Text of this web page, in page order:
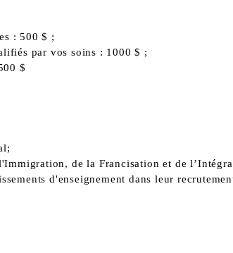
: 500 $ ;
par vos soins : 1000 $ ;
$
de la Francisation et de
d'enseignement dans leur